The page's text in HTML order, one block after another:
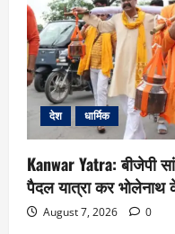
देश धार्मिक
Kanwar Yatra: बीजेपी
पैदल यात्रा कर
August 7, 2026 0